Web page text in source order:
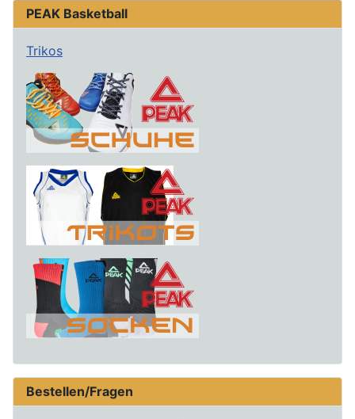
PEAK Basketball
Trikos
Bestellen/Fragen